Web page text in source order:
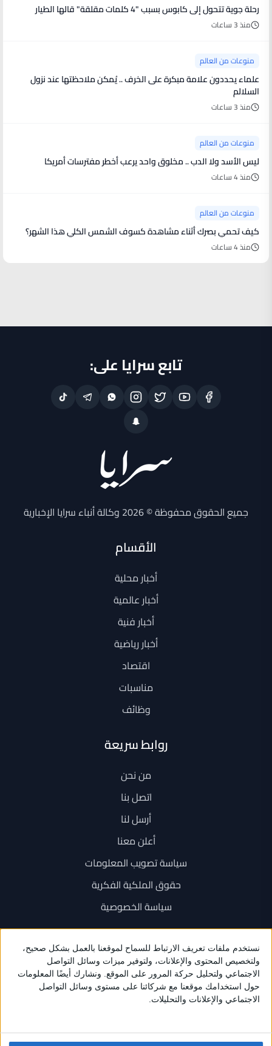
رحلة جوية تتحول إلى كابوس بسبب "4 كلمات مقلقة" قالها الطيار
منذ 3 ساعات
منوعات من العالم
علماء يحددون علامة مبكرة على الخرف .. يُمكن ملاحظتها عند نزول
السلالم
منذ 3 ساعات
منوعات من العالم
ليس الأسد ولا الدب .. مخلوق واحد يرعب أخطر مفترسات أمريكا
منذ 4 ساعات
منوعات من العالم
كيف تحمي بصرك أثناء مشاهدة كسوف الشمس الكلي هذا الشهر؟
منذ 4 ساعات
تابع سرايا على:
جميع الحقوق محفوظة © 2026 وكالة أنباء سرايا الإخبارية
الأقسام
أخبار محلية
أخبار عالمية
أخبار فنية
أخبار رياضية
اقتصاد
مناسبات
وظائف
روابط سريعة
من نحن
اتصل بنا
أرسل لنا
أعلن معنا
سياسة تصويب المعلومات
حقوق الملكية الفكرية
سياسة الخصوصية
اتصل بنا
+962 6 534 1777
+962 79 202 7000